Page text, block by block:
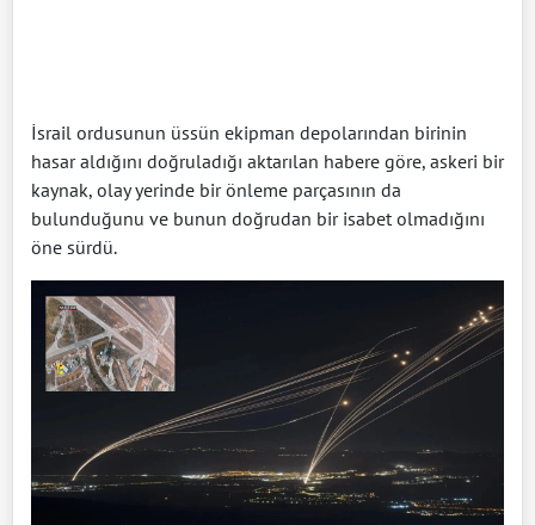
İsrail ordusunun üssün ekipman depolarından birinin
hasar aldığını doğruladığı aktarılan habere göre, askeri bir
kaynak, olay yerinde bir önleme parçasının da
bulunduğunu ve bunun doğrudan bir isabet olmadığını
öne sürdü.